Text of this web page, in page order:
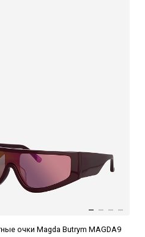
очки Magda Butrym MAGDA9